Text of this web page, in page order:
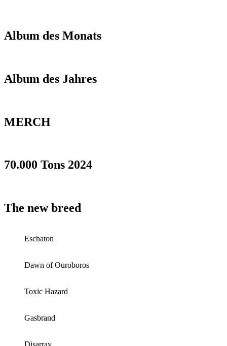
Album des Monats
Album des Jahres
MERCH
70.000 Tons 2024
The new breed
Eschaton
Dawn of Ouroboros
Toxic Hazard
Gasbrand
Disarray